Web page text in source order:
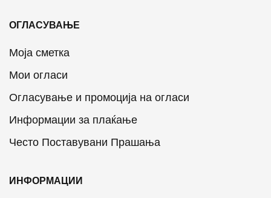
ОГЛАСУВАЊЕ
Моја сметка
Мои огласи
Огласување и промоција на огласи
Информации за плаќање
Често Поставувани Прашања
ИНФОРМАЦИИ